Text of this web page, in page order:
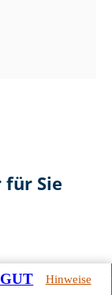
für Sie
Hinweise